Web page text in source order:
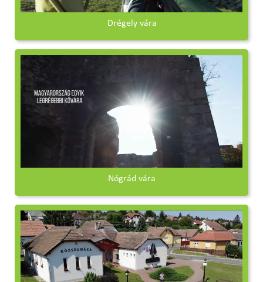
Drégely vára
Nógrád vára